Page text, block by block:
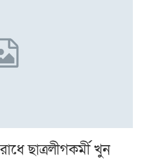
ছাত্রলীগকর্মী খুন